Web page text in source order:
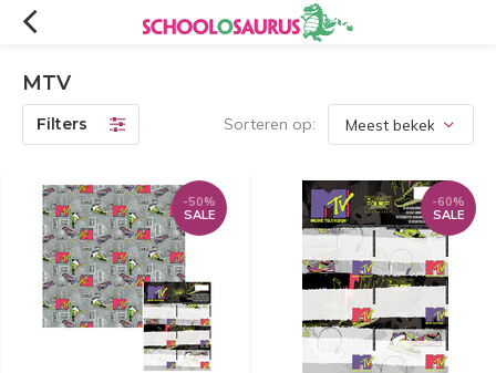
MTV
Filters Sorteren op:
-50%
SALE
-60%
SALE